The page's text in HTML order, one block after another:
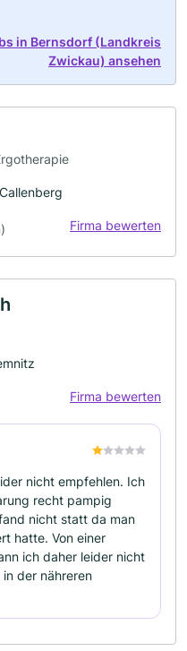
in Bernsdorf (Landkreis
Zwickau) ansehen
Firma bewerten
Firma bewerten
nicht empfehlen. Ich
recht pampig
nicht statt da man
hatte. Von einer
ich daher leider nicht
der nähreren